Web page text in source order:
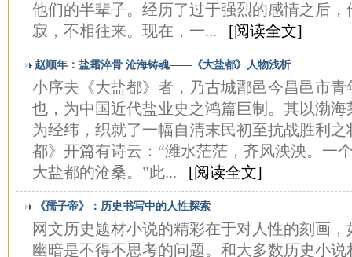
他们的半辈子。经历了过于强烈的感情之后
寂，不相往来。现在，一... [阅读全文]
赵顺年：盐霜淬骨 沧海铸魂——《大盐都》人物浅析
小序夫《大盐都》者，乃古城鄑邑今昌邑市
也，为中国近代盐业史之鸿篇巨制。其以渤
为经纬，织就了一幅自清末民初至抗战胜利
都》开篇有诗云：“潍水茫茫，齐风泱泱。一
大盐都的沧桑。”此... [阅读全文]
《孺子帝》：历史书写中的人性探索
网文历史题材小说的精彩在于对人性的刻画
幽暗是不得不思考的问题。和大多数历史小